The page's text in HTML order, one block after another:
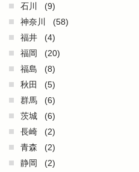
石川
(9)
神奈川
(58)
福井
(4)
福岡
(20)
福島
(8)
秋田
(5)
群馬
(6)
茨城
(6)
長崎
(2)
青森
(2)
静岡
(2)